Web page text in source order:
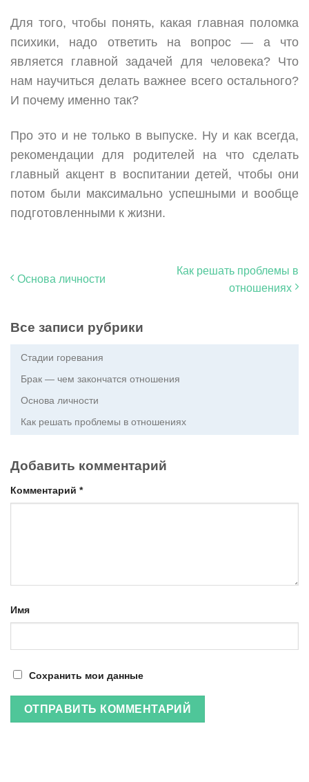
Для того, чтобы понять, какая главная поломка
психики, надо ответить на вопрос — а что
является главной задачей для человека? Что
нам научиться делать важнее всего остального?
И почему именно так?
Про это и не только в выпуске. Ну и как всегда,
рекомендации для родителей на что сделать
главный акцент в воспитании детей, чтобы они
потом были максимально успешными и вообще
подготовленными к жизни.
Основа личности
Как решать проблемы в
отношениях
Все записи рубрики
Стадии горевания
Брак — чем закончатся отношения
Основа личности
Как решать проблемы в отношениях
Добавить комментарий
Комментарий *
Имя
Сохранить мои данные